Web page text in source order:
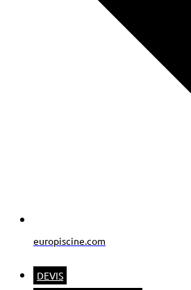
europiscine.com
DEVIS